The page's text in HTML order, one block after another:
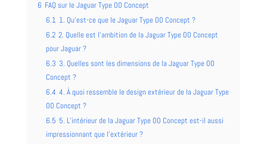
6 FAQ sur le Jaguar Type 00 Concept
6.1 1. Qu’est-ce que le Jaguar Type 00 Concept ?
6.2 2. Quelle est l’ambition de la Jaguar Type 00 Concept
pour Jaguar ?
6.3 3. Quelles sont les dimensions de la Jaguar Type 00
Concept ?
6.4 4. À quoi ressemble le design extérieur de la Jaguar Type
00 Concept ?
6.5 5. L’intérieur de la Jaguar Type 00 Concept est-il aussi
impressionnant que l’extérieur ?